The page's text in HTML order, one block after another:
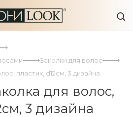
Заколки для волос
пластик, d12см, 3 дизайна
для волос,
3 дизайна